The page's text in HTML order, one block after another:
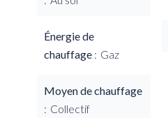
Énergie de
chauffage
Gaz
Moyen de chauffage
Collectif